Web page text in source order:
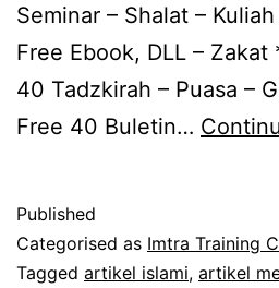
Seminar – Shalat –
Free Ebook, DLL – Zakat
40 Tadzkirah – Puasa –
Free 40 Buletin…
Published
Categorised as Imtra Training
Tagged artikel islami, artikel